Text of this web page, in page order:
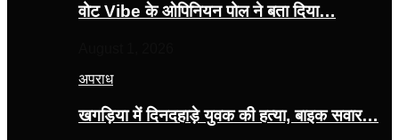
वोट Vibe के ओपिनियन पोल ने बता दिया…
अपराध
खगड़िया में दिनदहाड़े युवक की हत्या, बाइक सवार…